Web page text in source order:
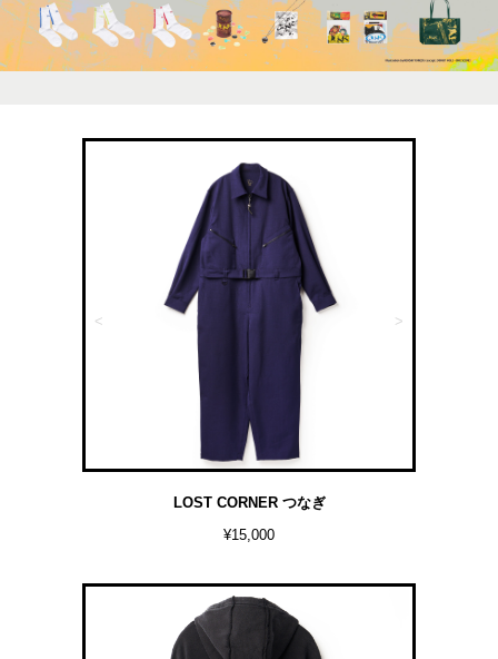
< >
LOST CORNER つなぎ
¥15,000